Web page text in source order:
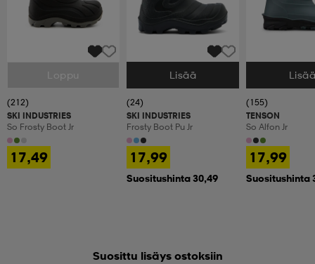
Valitse Koko
Loppu
(212)
SKI INDUSTRIES
So Frosty Boot Jr
17,49
Valitse Koko
Lisää
(24)
SKI INDUSTRIES
Frosty Boot Pu Jr
17,99
Suositushinta 30,49
Valitse Koko
(155)
TENSON
So Alfon Jr
17,99
Suositushinta
Suosittu lisäys ostoksiin